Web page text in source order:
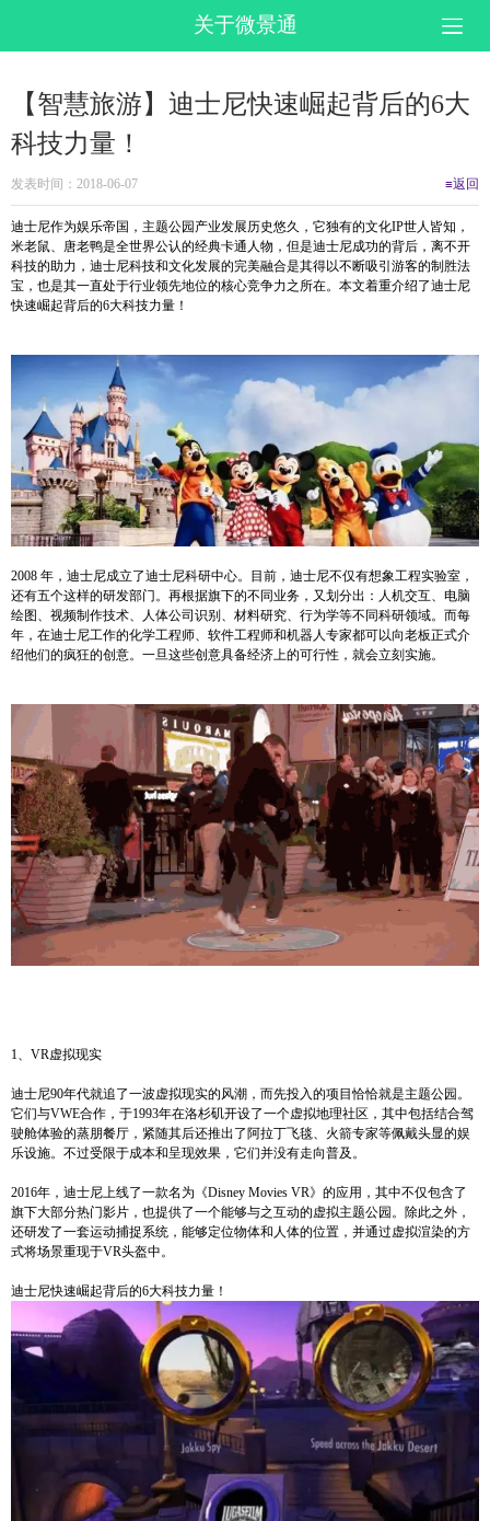
关于微景通
【智慧旅游】迪士尼快速崛起背后的6大
科技力量！
发表时间：2018-06-07 ≡返回
迪士尼作为娱乐帝国，主题公园产业发展历史悠久，它独有的文化IP世人皆知，
米老鼠、唐老鸭是全世界公认的经典卡通人物，但是迪士尼成功的背后，离不开
科技的助力，迪士尼科技和文化发展的完美融合是其得以不断吸引游客的制胜法
宝，也是其一直处于行业领先地位的核心竞争力之所在。本文着重介绍了迪士尼
快速崛起背后的6大科技力量！
2008 年，迪士尼成立了迪士尼科研中心。目前，迪士尼不仅有想象工程实验室，
还有五个这样的研发部门。再根据旗下的不同业务，又划分出：人机交互、电脑
绘图、视频制作技术、人体公司识别、材料研究、行为学等不同科研领域。而每
年，在迪士尼工作的化学工程师、软件工程师和机器人专家都可以向老板正式介
绍他们的疯狂的创意。一旦这些创意具备经济上的可行性，就会立刻实施。
1、VR虚拟现实
迪士尼90年代就追了一波虚拟现实的风潮，而先投入的项目恰恰就是主题公园。
它们与VWE合作，于1993年在洛杉矶开设了一个虚拟地理社区，其中包括结合驾
驶舱体验的蒸朋餐厅，紧随其后还推出了阿拉丁飞毯、火箭专家等佩戴头显的娱
乐设施。不过受限于成本和呈现效果，它们并没有走向普及。
2016年，迪士尼上线了一款名为《Disney Movies VR》的应用，其中不仅包含了
旗下大部分热门影片，也提供了一个能够与之互动的虚拟主题公园。除此之外，
还研发了一套运动捕捉系统，能够定位物体和人体的位置，并通过虚拟渲染的方
式将场景重现于VR头盔中。
迪士尼快速崛起背后的6大科技力量！